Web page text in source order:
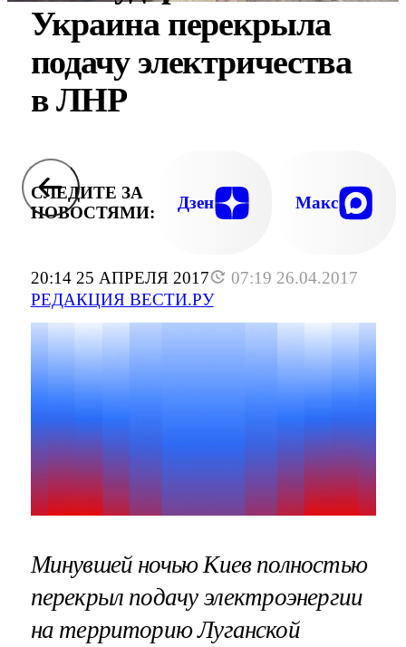
20:14 25 АПРЕЛЯ 2017
07:19 26.04.2017
РЕДАКЦИЯ ВЕСТИ.РУ
Украина перекрыла
подачу электричества
в ЛНР
СЛЕДИТЕ ЗА
НОВОСТЯМИ:
Дзен Макс
Минувшей ночью Киев полностью
перекрыл подачу электроэнергии
на территорию Луганской